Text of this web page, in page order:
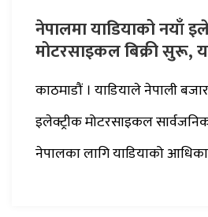
नेपालमा याडियाको नयाँ
मोटरसाइकल बिक्री सुरू,
काठमाडौं । याडियाले नेपाली
इलेक्ट्रीक मोटरसाइकल
नेपालका लागि याडियाको